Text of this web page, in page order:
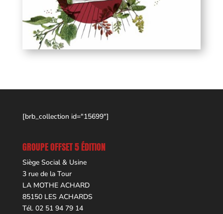
[brb_collection id="15699"]
GROUPE OFFSET 5 ÉDITION
Siège Social & Usine
3 rue de la Tour
LA MOTHE ACHARD
85150 LES ACHARDS
Tél. 02 51 94 79 14